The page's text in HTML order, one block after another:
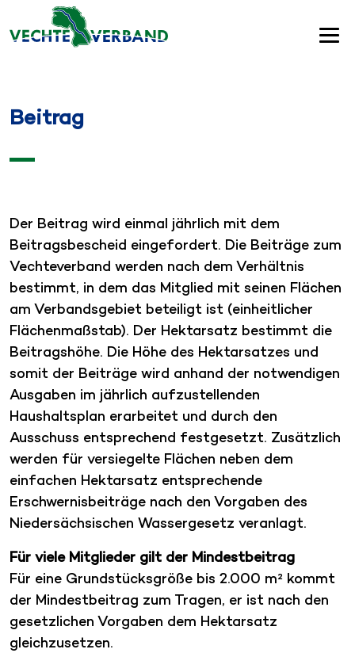
Beitrag
Der Beitrag wird einmal jährlich mit dem
Beitragsbescheid eingefordert. Die Beiträge zum
Vechteverband werden nach dem Verhältnis
bestimmt, in dem das Mitglied mit seinen Flächen
am Verbandsgebiet beteiligt ist (einheitlicher
Flächenmaßstab). Der Hektarsatz bestimmt die
Beitragshöhe. Die Höhe des Hektarsatzes und
somit der Beiträge wird anhand der notwendigen
Ausgaben im jährlich aufzustellenden
Haushaltsplan erarbeitet und durch den
Ausschuss entsprechend festgesetzt. Zusätzlich
werden für versiegelte Flächen neben dem
einfachen Hektarsatz entsprechende
Erschwernisbeiträge nach den Vorgaben des
Niedersächsischen Wassergesetz veranlagt.
Für viele Mitglieder gilt der Mindestbeitrag
Für eine Grundstücksgröße bis 2.000 m² kommt
der Mindestbeitrag zum Tragen, er ist nach den
gesetzlichen Vorgaben dem Hektarsatz
gleichzusetzen.